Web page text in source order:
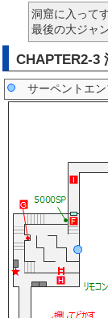
洞窟に入って
最後の大ジャ
CHAPTER2-3
サーペントエン